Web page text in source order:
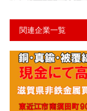
関連企業一覧